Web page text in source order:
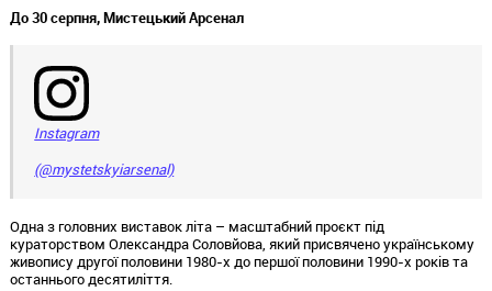
До 30 серпня, Мистецький Арсенал
Instagram
(@mystetskyiarsenal)
Одна з головних виставок літа – масштабний проєкт під
кураторством Олександра Соловйова, який присвячено українському
живопису другої половини 1980-х до першої половини 1990-х років та
останнього десятиліття.